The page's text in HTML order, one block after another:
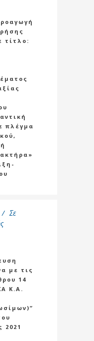
τίτλο:
πλέγμα
Σε
με τις
14
Κ.Α.
2021